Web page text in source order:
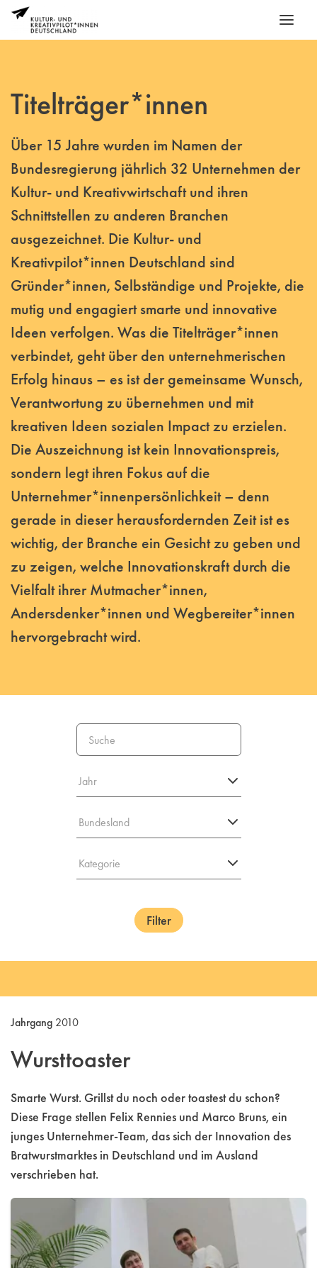
Titelträger*innen
Über 15 Jahre wurden im Namen der
Bundesregierung jährlich 32 Unternehmen der
Kultur- und Kreativwirtschaft und ihren
Schnittstellen zu anderen Branchen
ausgezeichnet. Die Kultur- und
Kreativpilot*innen Deutschland sind
Gründer*innen, Selbständige und Projekte, die
mutig und engagiert smarte und innovative
Ideen verfolgen. Was die Titelträger*innen
verbindet, geht über den unternehmerischen
Erfolg hinaus – es ist der gemeinsame Wunsch,
Verantwortung zu übernehmen und mit
kreativen Ideen sozialen Impact zu erzielen.
Die Auszeichnung ist kein Innovationspreis,
sondern legt ihren Fokus auf die
Unternehmer*innenpersönlichkeit – denn
gerade in dieser herausfordernden Zeit ist es
wichtig, der Branche ein Gesicht zu geben und
zu zeigen, welche Innovationskraft durch die
Vielfalt ihrer Mutmacher*innen,
Andersdenker*innen und Wegbereiter*innen
hervorgebracht wird.
Filter
Jahrgang 2010
Wursttoaster
Smarte Wurst. Grillst du noch oder toastest du schon?
Diese Frage stellen Felix Rennies und Marco Bruns, ein
junges Unternehmer-Team, das sich der Innovation des
Bratwurstmarktes in Deutschland und im Ausland
verschrieben hat.